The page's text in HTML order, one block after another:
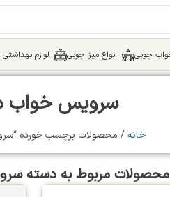
چوبی انواع میز چوبی لوازم
سرویس خواب
خانه محصولات برچسب خورده
محصولات مربوط به دسته